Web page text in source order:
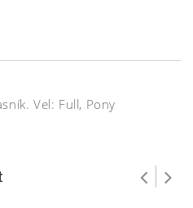
Vel: Full, Pony